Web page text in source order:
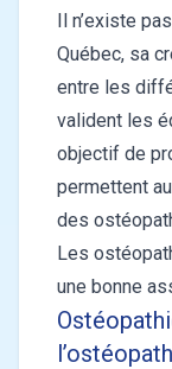
Il n’existe
Québec, sa
entre les
valident les
objectif de
permettent
des
Les
une bonne